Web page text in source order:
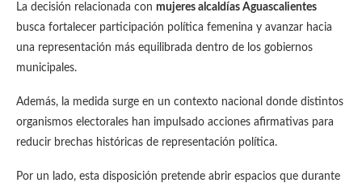
La decisión relacionada con mujeres alcaldías Aguascalientes
busca fortalecer participación política femenina y avanzar hacia
una representación más equilibrada dentro de los gobiernos
municipales.
Además, la medida surge en un contexto nacional donde distintos
organismos electorales han impulsado acciones afirmativas para
reducir brechas históricas de representación política.
Por un lado, esta disposición pretende abrir espacios que durante